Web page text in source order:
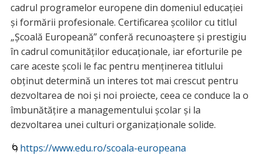
cadrul programelor europene din domeniul educației
și formării profesionale. Certificarea școlilor cu titlul
„Școală Europeană” conferă recunoaștere și prestigiu
în cadrul comunităților educaționale, iar eforturile pe
care aceste școli le fac pentru menținerea titlului
obținut determină un interes tot mai crescut pentru
dezvoltarea de noi și noi proiecte, ceea ce conduce la o
îmbunătățire a managementului școlar și la
dezvoltarea unei culturi organizaționale solide.
🌀 https://www.edu.ro/scoala-europeana